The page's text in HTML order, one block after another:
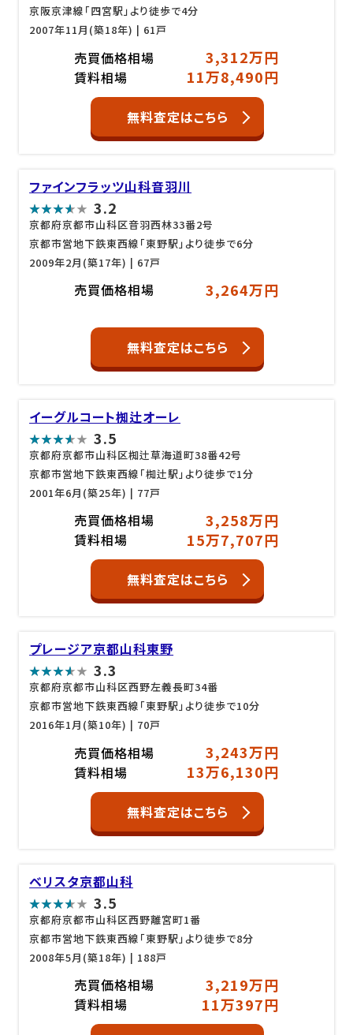
京阪京津線「四宮駅」より徒歩で4分
2007年11月(築18年) | 61戸
売買価格相場 3,312万円
賃料相場 11万8,490円
無料査定はこちら
ファインフラッツ山科音羽川
3.2
京都府京都市山科区音羽西林33番2号
京都市営地下鉄東西線「東野駅」より徒歩で6分
2009年2月(築17年) | 67戸
売買価格相場 3,264万円
無料査定はこちら
イーグルコート椥辻オーレ
3.5
京都府京都市山科区椥辻草海道町38番42号
京都市営地下鉄東西線「椥辻駅」より徒歩で1分
2001年6月(築25年) | 77戸
売買価格相場 3,258万円
賃料相場 15万7,707円
無料査定はこちら
プレージア京都山科東野
3.3
京都府京都市山科区西野左義長町34番
京都市営地下鉄東西線「東野駅」より徒歩で10分
2016年1月(築10年) | 70戸
売買価格相場 3,243万円
賃料相場 13万6,130円
無料査定はこちら
ベリスタ京都山科
3.5
京都府京都市山科区西野離宮町1番
京都市営地下鉄東西線「東野駅」より徒歩で8分
2008年5月(築18年) | 188戸
売買価格相場 3,219万円
賃料相場 11万397円